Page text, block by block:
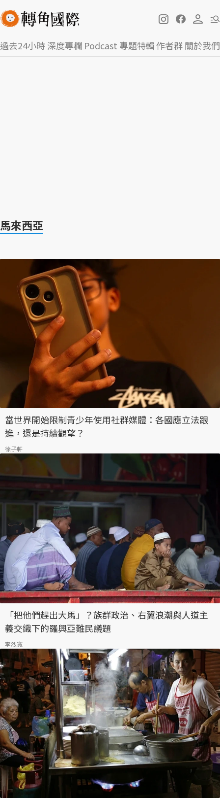
過去24小時深度專欄 Podcast 專題特輯作者群關於我們
馬來西亞
當世界開始限制青少年使用社群媒體：各國應立法跟
進，還是持續觀望？
徐子軒
「把他們趕出大馬」？族群政治、右翼浪潮與人道主
義交織下的羅興亞難民議題
李烈寬